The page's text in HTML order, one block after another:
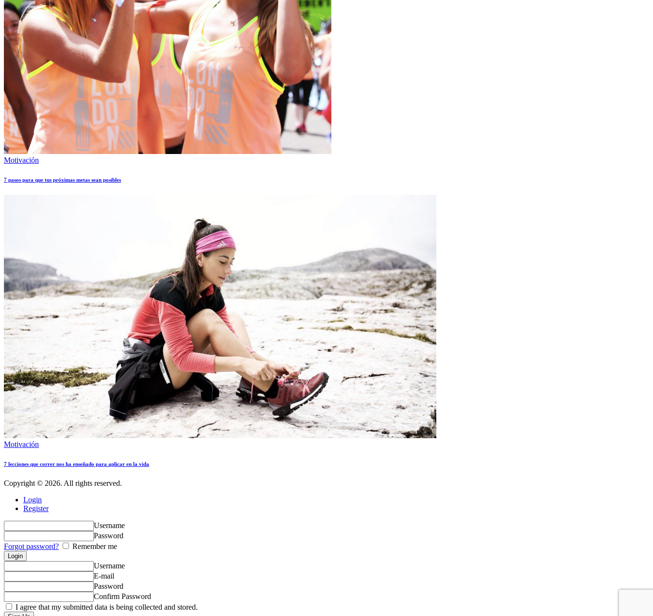
Motivación
7 pasos para que tus próximas metas sean posibles
Motivación
7 lecciones que correr nos ha enseñado para aplicar en la vida
Copyright © 2026. All rights reserved.
Login
Register
Username
Password
Forgot password?
Remember me
Username
E-mail
Password
Confirm Password
I agree that my submitted data is being collected and stored.